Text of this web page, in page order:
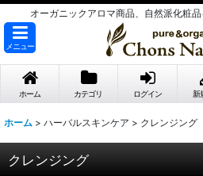
オーガニックアロマ商品、自然派化粧
メニュー
ホーム カテゴリ ログイン 新
ホーム > ハーバルスキンケア > クレンジング
クレンジング